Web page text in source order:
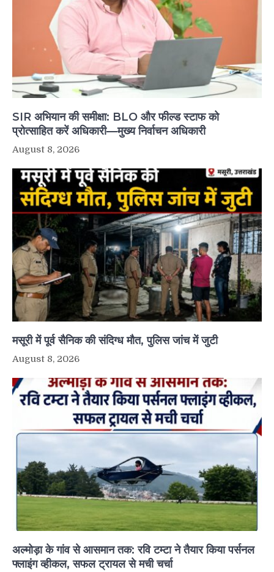
SIR अभियान की समीक्षा: BLO और फील्ड स्टाफ को
प्रोत्साहित करें अधिकारी—मुख्य निर्वाचन अधिकारी
August 8, 2026
मसूरी में पूर्व सैनिक की संदिग्ध मौत, पुलिस जांच में जुटी
August 8, 2026
अल्मोड़ा के गांव से आसमान तक: रवि टम्टा ने तैयार किया पर्सनल
फ्लाइंग व्हीकल, सफल ट्रायल से मची चर्चा